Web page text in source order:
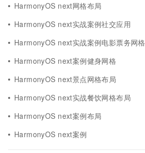
HarmonyOS next网格布局
HarmonyOS next实战案例社交应用
HarmonyOS next实战案例电影票务网格
HarmonyOS next案例健身网格
HarmonyOS next景点网格布局
HarmonyOS next实战餐饮网格布局
HarmonyOS next案例布局
HarmonyOS next案例